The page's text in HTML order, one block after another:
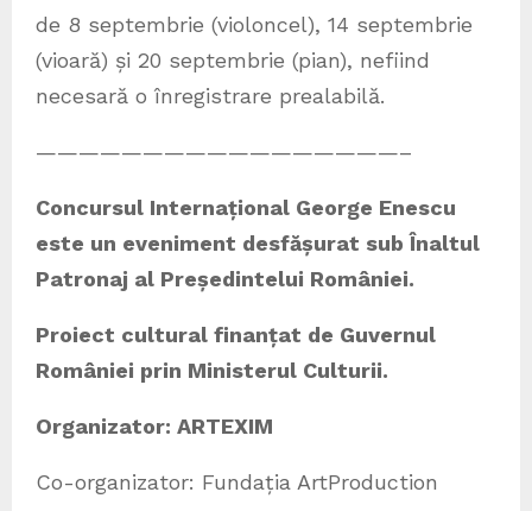
de 8 septembrie (violoncel), 14 septembrie
(vioară) și 20 septembrie (pian), nefiind
necesară o înregistrare prealabilă.
—————————————————–
Concursul Internațional George Enescu
este un eveniment desfășurat sub Înaltul
Patronaj al Președintelui României.
Proiect cultural finanțat de Guvernul
României prin Ministerul Culturii.
Organizator: ARTEXIM
Co-organizator: Fundația ArtProduction